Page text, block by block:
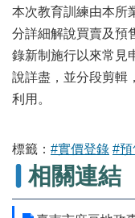
簡
介
線
上
辦
查
詢
便
民
本次教育訓練由本所
分詳細解說買賣及預
錄新制施行以來常見
說詳盡，並分段剪輯
利用。
標籤： #實價登錄 #預
相關連結